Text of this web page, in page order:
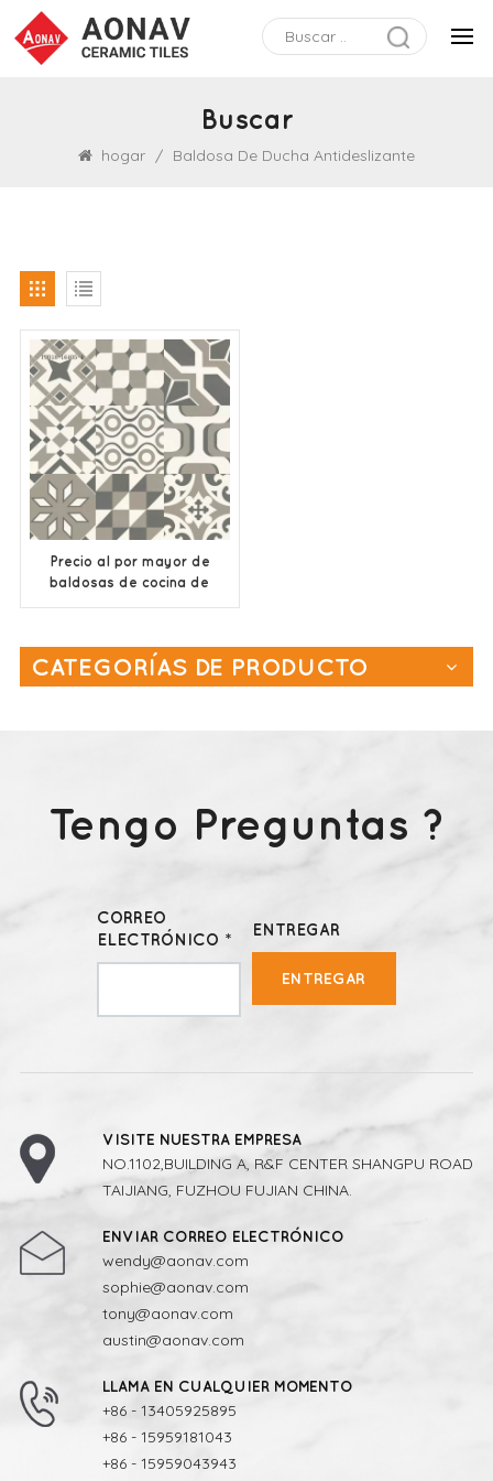
Buscar
hogar / Baldosa De Ducha Antideslizante
Precio al por mayor de
baldosas de cocina de
CATEGORÍAS DE PRODUCTO
Tengo Preguntas ?
CORREO
ELECTRÓNICO *
ENTREGAR
ENTREGAR
VISITE NUESTRA EMPRESA
NO.1102,BUILDING A, R&F CENTER SHANGPU ROAD
TAIJIANG, FUZHOU FUJIAN CHINA.
ENVIAR CORREO ELECTRÓNICO
wendy@aonav.com
sophie@aonav.com
tony@aonav.com
austin@aonav.com
LLAMA EN CUALQUIER MOMENTO
+86 - 13405925895
+86 - 15959181043
+86 - 15959043943